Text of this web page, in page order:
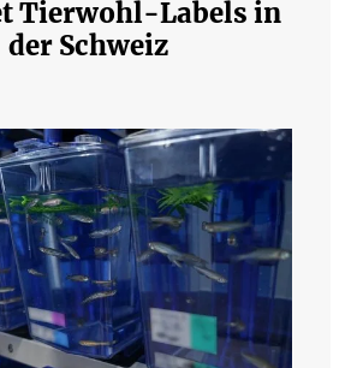
Tierwohl-Labels in
der Schweiz